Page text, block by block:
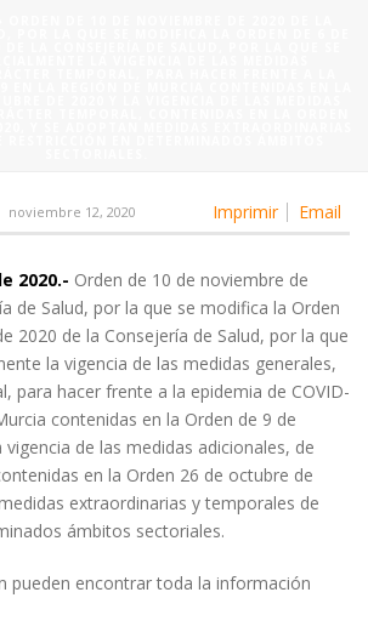
Imprimir Email
noviembre 12, 2020
2020.- Orden de 10 de noviembre de
de Salud, por la que se modifica la Orden
2020 de la Consejería de Salud, por la que
la vigencia de las medidas generales,
para hacer frente a la epidemia de COVID-
contenidas en la Orden de 9 de
de las medidas adicionales, de
en la Orden 26 de octubre de
extraordinarias y temporales de
ámbitos sectoriales.
pueden encontrar toda la información